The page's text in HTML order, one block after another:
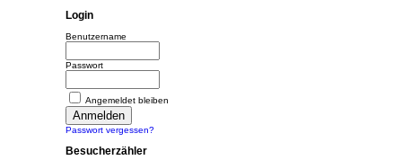
Login
Benutzername
Passwort
Angemeldet bleiben
Passwort vergessen?
Besucherzähler